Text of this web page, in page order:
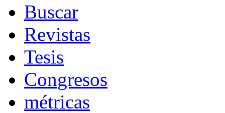
Buscar
Revistas
Tesis
Congresos
métricas